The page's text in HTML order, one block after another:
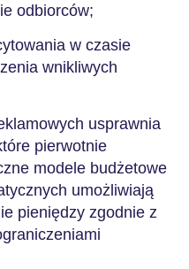
odbiorców;
w czasie
wnikliwych
usprawnia
pierwotnie
modele budżetowe
umożliwiają
pieniędzy zgodnie z